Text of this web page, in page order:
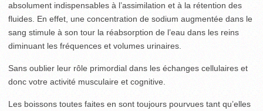
absolument indispensables à l’assimilation et à la rétention des
fluides. En effet, une concentration de sodium augmentée dans le
sang stimule à son tour la réabsorption de l’eau dans les reins
diminuant les fréquences et volumes urinaires.
Sans oublier leur rôle primordial dans les échanges cellulaires et
donc votre activité musculaire et cognitive.
Les boissons toutes faites en sont toujours pourvues tant qu’elles